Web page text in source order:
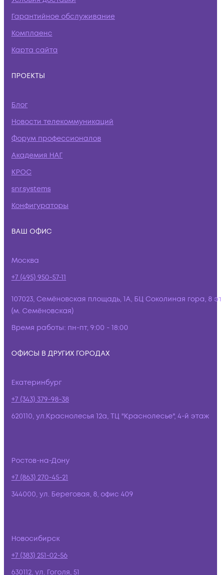
Гарантийное обслуживание
Комплаенс
Карта сайта
ПРОЕКТЫ
Блог
Новости телекоммуникаций
Форум профессионалов
Академия НАГ
КРОС
snr.systems
Конфигураторы
ВАШ ОФИС
Москва
+7 (495) 950-57-11
107023, Семёновская площадь, 1А, БЦ Соколиная гора, 8
(м. Семёновская)
Время работы: пн-пт, 9:00 - 18:00
ОФИСЫ В ДРУГИХ ГОРОДАХ
Екатеринбург
+7 (343) 379-98-38
620110, ул.Краснолесья 12а, ТЦ "Краснолесье", 4-й этаж
Ростов-на-Дону
+7 (863) 270-45-21
344000, ул. Береговая, 8, офис 409
Новосибирск
+7 (383) 251-02-56
630112, ул. Гоголя, 51